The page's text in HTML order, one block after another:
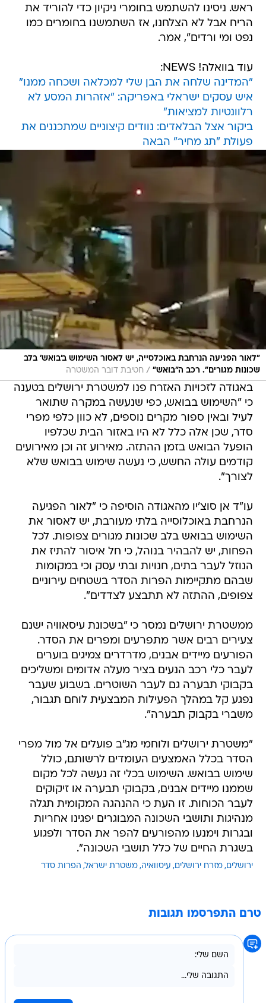
ראש. ניסינו להשתמש בחומרי ניקיון כדי להוריד את
הריח אבל לא הצלחנו, אז השתמשנו בחומרים כמו
נפט ומי ורדים", אמר.
עוד בוואלה! NEWS:
"המדינה שלחה את הבן שלי למכלאה ושכחה ממנו"
איש עסקים ישראלי באפריקה: "אזהרות המסע לא
רלוונטיות למציאות"
ביקור אצל הבלאדים: נוודים קיצוניים שמתכננים את
פעולת "תג מחיר" הבאה
"לאור הפגיעה הנרחבת באוכלסייה, יש לאסור השימוש ב'בואש' בלב
שכונות מגורים". רכב ה"בואש" / חטיבת דובר המשטרה
באגודה לזכויות האזרח פנו למשטרת ירושלים בטענה
כי "השימוש בבואש, כפי שנעשה במקרה שתואר
לעיל ובאין ספור מקרים נוספים, לא כוון כלפי מפרי
סדר, שכן אלה כלל לא היו באזור הבית שכלפיו
הופעל הבואש בזמן ההתזה. מאירוע זה וכן מאירועים
קודמים עולה החשש, כי נעשה שימוש בבואש שלא
לצורך".
עו"ד אן סוצ'יו מהאגודה הוסיפה כי "לאור הפגיעה
הנרחבת באוכלוסייה בלתי מעורבת, יש לאסור את
השימוש בבואש בלב שכונות מגורים צפופות. לכל
הפחות, יש להבהיר בנוהל, כי חל איסור להתיז את
הנוזל לעבר בתים, חנויות ובתי עסק וכי במקומות
שבהם מתקיימות הפרות הסדר בשטחים עירוניים
צפופים, ההתזה לא תתבצע לצדדים".
ממשטרת ירושלים נמסר כי "בשכונת עיסאוויה ישנם
צעירים רבים אשר מתפרעים ומפרים את הסדר.
הפורעים מיידים אבנים, מדרדרים צמיגים בוערים
לעבר כלי רכב הנעים בציר מעלה אדומים ומשליכים
בקבוקי תבערה גם לעבר השוטרים. בשבוע שעבר
נפגע קל במהלך הפעילות המבצעית לוחם תגבור,
משברי בקבוק תבערה".
"משטרת ירושלים ולוחמי מג"ב פועלים אל מול מפרי
הסדר בכלל האמצעים העומדים לרשותם, כולל
שימוש בבואש. השימוש בכלי זה נעשה לכל מקום
שממנו מיידים אבנים, בקבוקי תבערה או זיקוקים
לעבר הכוחות. זו העת כי ההנהגה המקומית תגלה
מנהיגות ותושבי השכונה המבוגרים יפגינו אחריות
ובגרות וימנעו מהפורעים להפר את הסדר ולפגוע
בשגרת החיים של כלל תושבי השכונה".
ירושלים מזרח ירושלים עיסוואיה משטרת ישראל הפרות סדר
טרם התפרסמו תגובות